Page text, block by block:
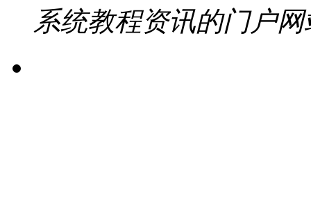
系统教程资讯的门户